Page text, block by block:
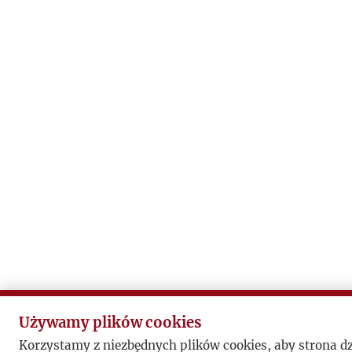
Używamy plików cookies
Korzystamy z niezbędnych plików cookies, aby strona